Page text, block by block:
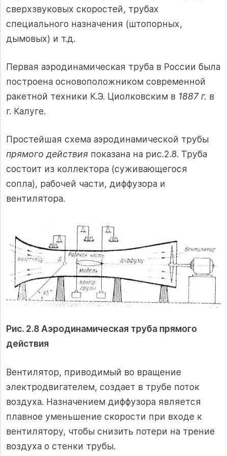
сверхзвуковых скоростей, трубах
специального назначения (штопорных,
дымовых) и т.д.
Первая аэродинамическая труба в России была
построена основоположником современной
ракетной техники К.Э. Циолковским в 1887 г. в
г. Калуге.
Простейшая схема аэродинамической трубы
прямого действия показана на рис.2.8. Труба
состоит из коллектора (суживающегося
сопла), рабочей части, диффузора и
вентилятора.
Рис. 2.8 Аэродинамическая труба прямого
действия
Вентилятор, приводимый во вращение
электродвигателем, создает в трубе поток
воздуха. Назначением диффузора является
плавное уменьшение скорости при входе к
вентилятору, чтобы снизить потери на трение
воздуха о стенки трубы.